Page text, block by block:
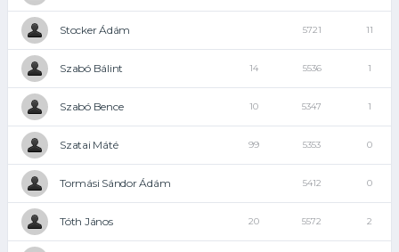
Stocker Ádám 5721 11
Szabó Bálint 14 5536 1
Szabó Bence 10 5347 1
Szatai Máté 99 5353 0
Tormási Sándor Ádám 5412 0
Tóth János 20 5572 2